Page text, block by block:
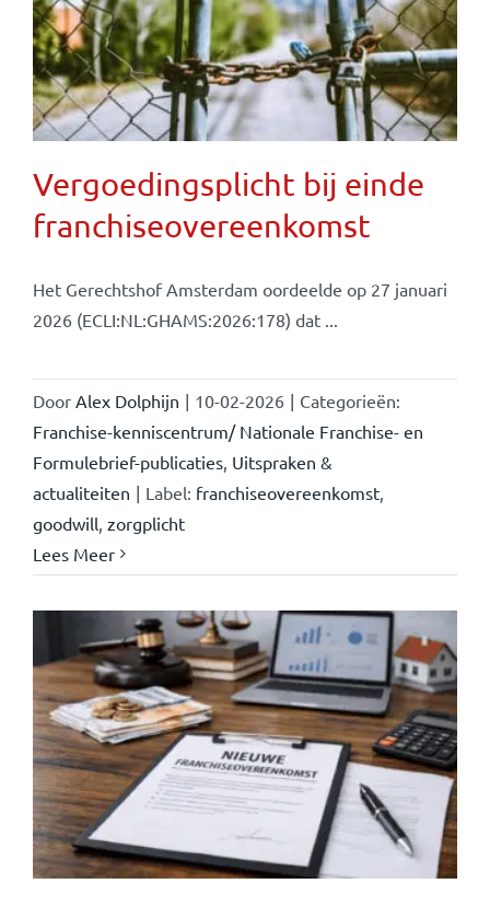
Vergoedingsplicht bij einde
franchiseovereenkomst
Het Gerechtshof Amsterdam oordeelde op 27 januari
2026 (ECLI:NL:GHAMS:2026:178) dat ...
Door Alex Dolphijn | 10-02-2026 | Categorieën:
Franchise-kenniscentrum/ Nationale Franchise- en
Formulebrief-publicaties, Uitspraken &
actualiteiten | Label: franchiseovereenkomst,
goodwill zorgplicht
Lees Meer